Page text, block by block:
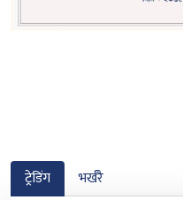
ट्रेडिंग भर्खरै